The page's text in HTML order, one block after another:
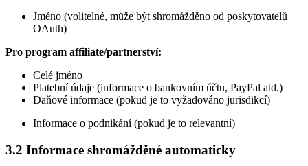
Jméno (volitelné, může být shromážděno od poskytovatelů
OAuth)
Pro program affiliate/partnerství:
Celé jméno
Platební údaje (informace o bankovním účtu, PayPal atd.)
Daňové informace (pokud je to vyžadováno jurisdikcí)
Informace o podnikání (pokud je to relevantní)
3.2 Informace shromážděné automaticky